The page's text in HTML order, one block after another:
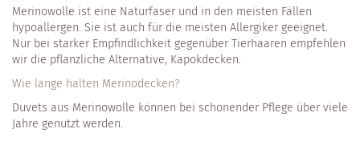
Merinowolle ist eine Naturfaser und in den meisten Fällen
hypoallergen. Sie ist auch für die meisten Allergiker geeignet.
Nur bei starker Empfindlichkeit gegenüber Tierhaaren empfehlen
wir die pflanzliche Alternative, Kapokdecken.
Wie lange halten Merinodecken?
Duvets aus Merinowolle können bei schonender Pflege über viele
Jahre genutzt werden.